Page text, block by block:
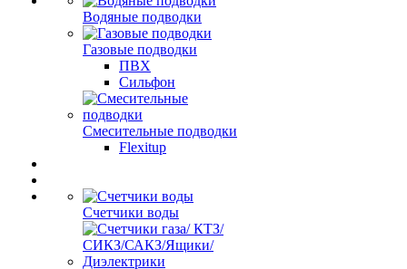
Водяные подводки
Газовые подводки
ПВХ
Сильфон
Смесительные подводки
Flexitup
Счетчики воды